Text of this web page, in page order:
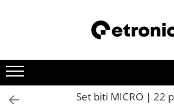
Set biti MICRO | 22